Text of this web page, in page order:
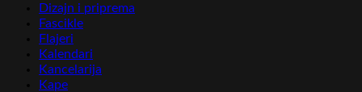
Dizajn i priprema
Fascikle
Flajeri
Kalendari
Kancelarija
Kape